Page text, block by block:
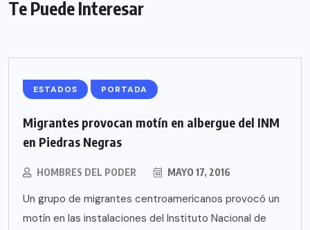
Te Puede Interesar
ESTADOS PORTADA
Migrantes provocan motín en albergue del INM
en Piedras Negras
HOMBRES DEL PODER MAYO 17, 2016
Un grupo de migrantes centroamericanos provocó un
motín en las instalaciones del Instituto Nacional de